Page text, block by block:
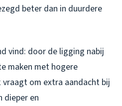
beter dan in duurdere
vind: door de ligging nabij
maken met hogere
om extra aandacht bij
dieper en